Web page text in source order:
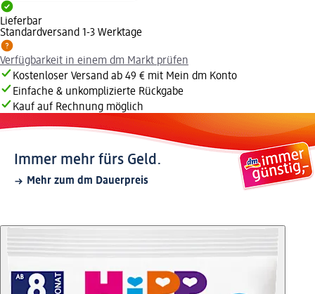
Lieferbar
Standardversand 1-3 Werktage
Verfügbarkeit in einem dm Markt prüfen
Kostenloser Versand ab 49 € mit Mein dm Konto
Einfache & unkomplizierte Rückgabe
Kauf auf Rechnung möglich
Immer mehr fürs Geld.
Mehr zum dm Dauerpreis